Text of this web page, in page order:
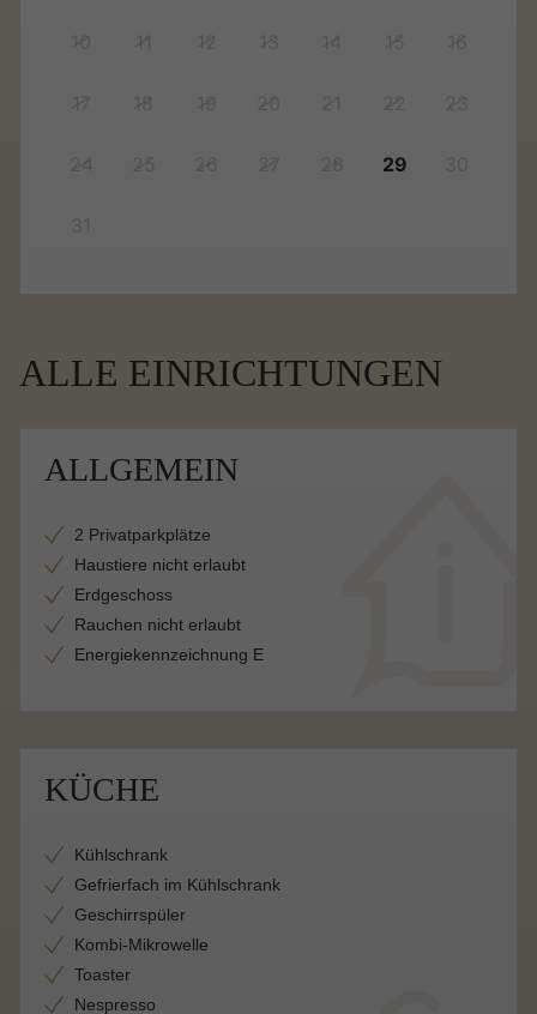
10 11 14
17 21
24 29
ALLE EINRICHTUNGEN
ALLGEMEIN
2 Privatparkplätze
Haustiere nicht erlaubt
Erdgeschoss
Rauchen nicht erlaubt
Energiekennzeichnung E
KÜCHE
Kühlschrank
Gefrierfach im Kühlschrank
Geschirrspüler
Kombi-Mikrowelle
Toaster
Nespresso